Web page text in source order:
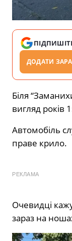
ДОДАТИ
Біля
вигляд років
Автомобіль
праве крило.
РЕКЛАМА
Очевидці
зараз на